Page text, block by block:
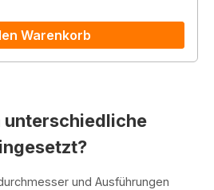
Warenkorb
unterschiedliche
und Ausführungen